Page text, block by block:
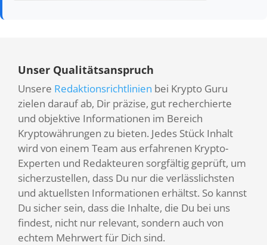
Unser Qualitätsanspruch
Unsere Redaktionsrichtlinien bei Krypto Guru
zielen darauf ab, Dir präzise, gut recherchierte
und objektive Informationen im Bereich
Kryptowährungen zu bieten. Jedes Stück Inhalt
wird von einem Team aus erfahrenen Krypto-
Experten und Redakteuren sorgfältig geprüft, um
sicherzustellen, dass Du nur die verlässlichsten
und aktuellsten Informationen erhältst. So kannst
Du sicher sein, dass die Inhalte, die Du bei uns
findest, nicht nur relevant, sondern auch von
echtem Mehrwert für Dich sind.